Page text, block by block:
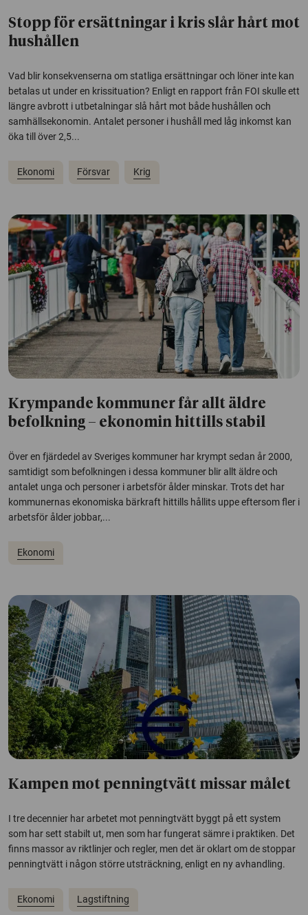
Stopp för ersättningar i kris slår hårt mot
hushållen
Vad blir konsekvenserna om statliga ersättningar och löner inte kan
betalas ut under en krissituation? Enligt en rapport från FOI skulle ett
längre avbrott i utbetalningar slå hårt mot både hushållen och
samhällsekonomin. Antalet personer i hushåll med låg inkomst kan
öka till över 2,5...
Ekonomi Försvar Krig
Krympande kommuner får allt äldre
befolkning – ekonomin hittills stabil
Över en fjärdedel av Sveriges kommuner har krympt sedan år 2000,
samtidigt som befolkningen i dessa kommuner blir allt äldre och
antalet unga och personer i arbetsför ålder minskar. Trots det har
kommunernas ekonomiska bärkraft hittills hållits uppe eftersom fler i
arbetsför ålder jobbar,...
Ekonomi
Kampen mot penningtvätt missar målet
I tre decennier har arbetet mot penningtvätt byggt på ett system
som har sett stabilt ut, men som har fungerat sämre i praktiken. Det
finns massor av riktlinjer och regler, men det är oklart om de stoppar
penningtvätt i någon större utsträckning, enligt en ny avhandling.
Ekonomi Lagstiftning